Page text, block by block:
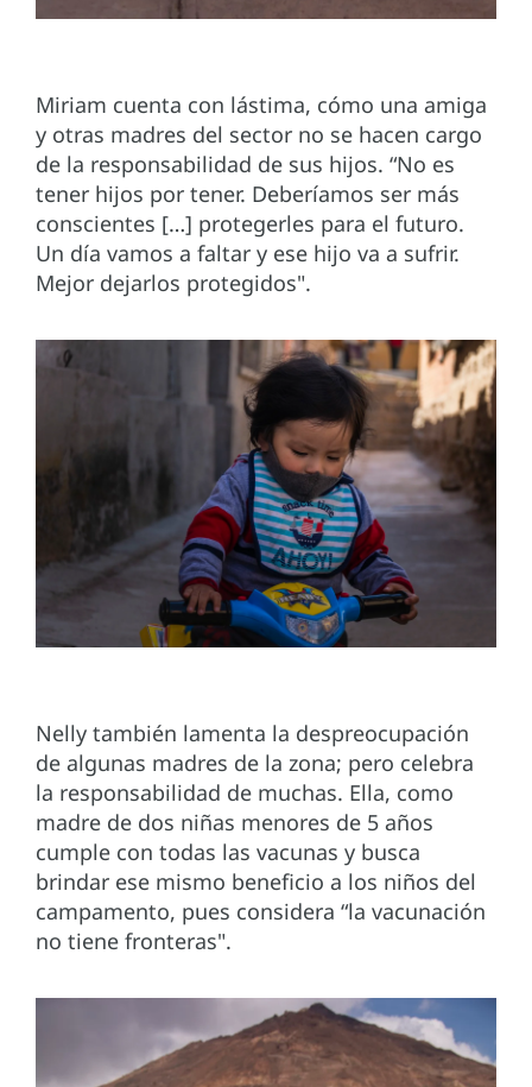
Miriam cuenta con lástima, cómo una amiga
y otras madres del sector no se hacen cargo
de la responsabilidad de sus hijos. “No es
tener hijos por tener. Deberíamos ser más
conscientes […] protegerles para el futuro.
Un día vamos a faltar y ese hijo va a sufrir.
Mejor dejarlos protegidos".
Nelly también lamenta la despreocupación
de algunas madres de la zona; pero celebra
la responsabilidad de muchas. Ella, como
madre de dos niñas menores de 5 años
cumple con todas las vacunas y busca
brindar ese mismo beneficio a los niños del
campamento, pues considera “la vacunación
no tiene fronteras".